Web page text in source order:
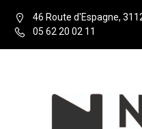
46 Route d'Espagne,
05 62 20 02 11